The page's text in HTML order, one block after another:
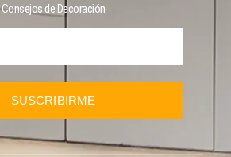
Consejos de Decoración
SUSCRIBIRME